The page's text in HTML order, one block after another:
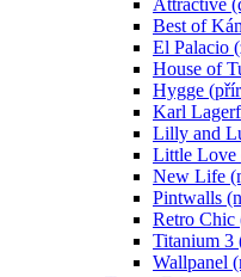
Best of
El Palacio
House of
Hygge
Karl
Lilly and
Little Love
New Life
Pintwalls
Retro Chic
Titanium 3
Wallpanel